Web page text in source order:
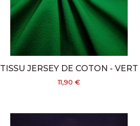
TISSU JERSEY DE COTON - VERT
11,90 €